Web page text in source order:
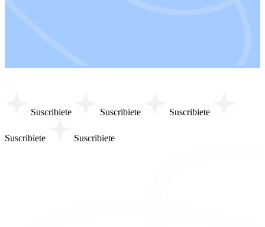
Suscribiete Suscribiete Suscribiete
Suscribiete Suscribiete